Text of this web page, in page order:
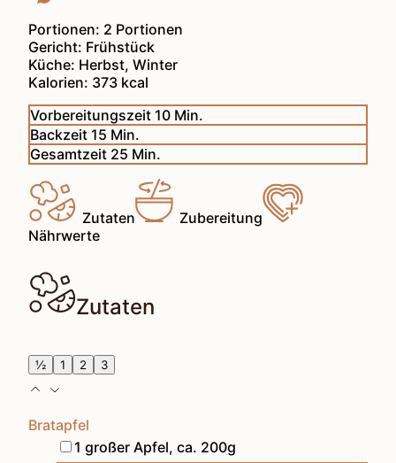
Portionen: 2 Portionen
Gericht: Frühstück
Küche: Herbst, Winter
Kalorien: 373 kcal
Vorbereitungszeit 10Minuten
Min.
Backzeit 15 Minuten
Min.
Gesamtzeit 25 Minuten
Min.
Zutaten
Zubereitung
Nährwerte
Zutaten
½ 1 2 3
Bratapfel
▢
1 großer Apfel,ca. 200g